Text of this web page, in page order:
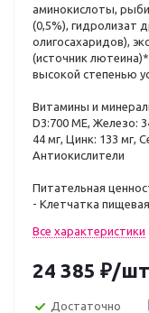
аминокислоты,
(0,5%), гидролизат
олигосахаридов),
(источник
высокой степенью
Витамины и
D3:700 ME, Железо:
44 мг, Цинк: 133 мг,
Антиокислители
Питательная
- Клетчатка
Все характеристики
24 385 ₽/шт
Достаточно